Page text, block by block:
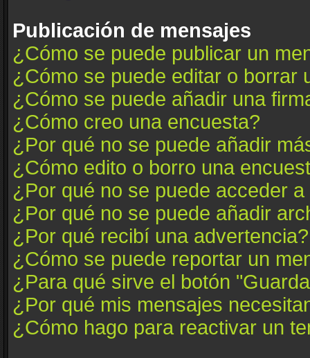
Publicación de mensajes
¿Cómo se puede publicar un
¿Cómo se puede editar o borrar
¿Cómo se puede añadir una
¿Cómo creo una encuesta?
¿Por qué no se puede añadir
¿Cómo edito o borro una
¿Por qué no se puede acceder
¿Por qué no se puede añadir
¿Por qué recibí una advertencia?
¿Cómo se puede reportar un
¿Para qué sirve el botón
¿Por qué mis mensajes
¿Cómo hago para reactivar un